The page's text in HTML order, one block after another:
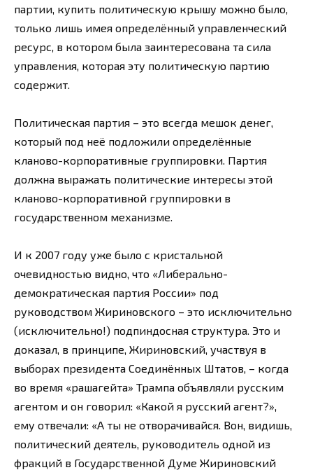
партии, купить политическую крышу можно было,
только лишь имея определённый управленческий
ресурс, в котором была заинтересована та сила
управления, которая эту политическую партию
содержит.
Политическая партия – это всегда мешок денег,
который под неё подложили определённые
кланово-корпоративные группировки. Партия
должна выражать политические интересы этой
кланово-корпоративной группировки в
государственном механизме.
И к 2007 году уже было с кристальной
очевидностью видно, что «Либерально-
демократическая партия России» под
руководством Жириновского – это исключительно
(исключительно!) подпиндосная структура. Это и
доказал, в принципе, Жириновский, участвуя в
выборах президента Соединённых Штатов, – когда
во время «рашагейта» Трампа объявляли русским
агентом и он говорил: «Какой я русский агент?»,
ему отвечали: «А ты не отворачивайся. Вон, видишь,
политический деятель, руководитель одной из
фракций в Государственной Думе Жириновский